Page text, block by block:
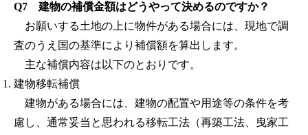
Q7 建物の補償金額はどうやって決めるのですか？
お願いする土地の上に物件がある場合には、現地で調
査のうえ国の基準により補償額を算出します。
主な補償内容は以下のとおりです。
建物移転補償
建物がある場合には、建物の配置や用途等の条件を考
慮し、通常妥当と思われる移転工法（再築工法、曳家工